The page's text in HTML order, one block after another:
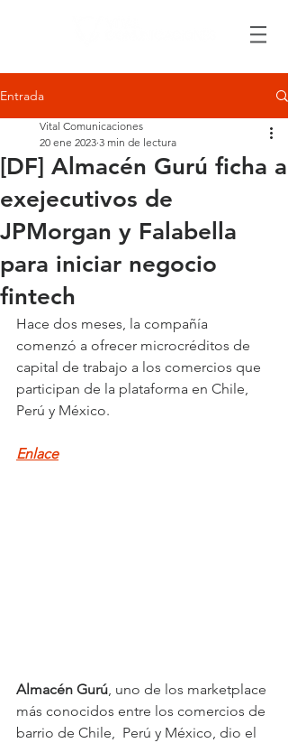
Entrada
[DF] Almacén Gurú ficha a
exejecutivos de
JPMorgan y Falabella
para iniciar negocio
fintech
Vital Comunicaciones
20 ene 2023 3 min de lectura
Hace dos meses, la compañía
comenzó a ofrecer microcréditos de
capital de trabajo a los comercios que
participan de la plataforma en Chile,
Perú y México.
Enlace
Almacén Gurú, uno de los marketplace
más conocidos entre los comercios de
barrio de Chile,  Perú y México, dio el